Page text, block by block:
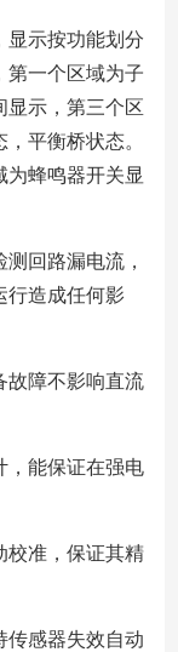
显示按功能划分
第一个区域为子
显示，第三个区
平衡桥状态。
为蜂鸣器开关显
回路漏电流，
行造成任何影
故障不影响直流
，能保证在强电
校准，保证其精
传感器失效自动